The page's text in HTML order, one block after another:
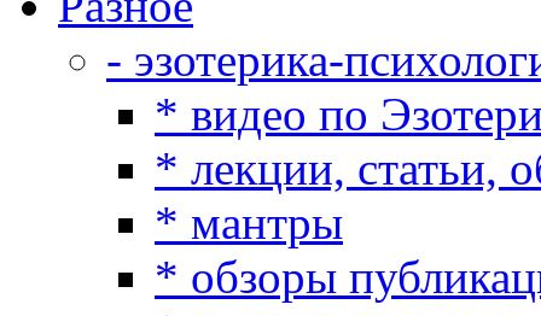
- эзотерика-
* видео по
* лекции, статьи,
* мантры
* обзоры